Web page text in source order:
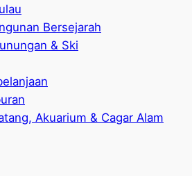
Bersejarah
& Ski
Akuarium & Cagar Alam